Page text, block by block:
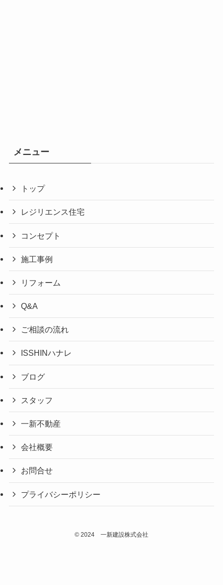
メニュー
トップ
レジリエンス住宅
コンセプト
施工事例
リフォーム
Q&A
ご相談の流れ
ISSHINハナレ
ブログ
スタッフ
一新不動産
会社概要
お問合せ
プライバシーポリシー
© 2024 一新建設株式会社